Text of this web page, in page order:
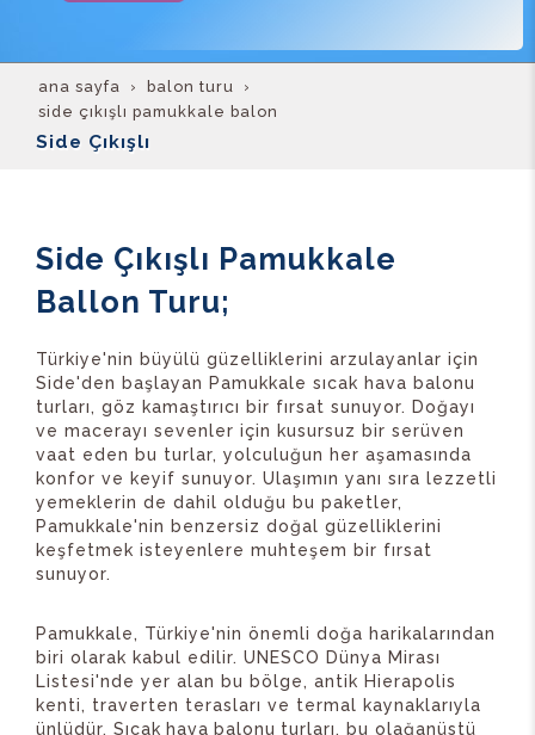
ana sayfa
balon turu
side çıkışlı pamukkale balon
Side Çıkışlı
Side Çıkışlı Pamukkale
Ballon Turu;
Türkiye'nin büyülü güzelliklerini arzulayanlar için
Side'den başlayan Pamukkale sıcak hava balonu
turları, göz kamaştırıcı bir fırsat sunuyor. Doğayı
ve macerayı sevenler için kusursuz bir serüven
vaat eden bu turlar, yolculuğun her aşamasında
konfor ve keyif sunuyor. Ulaşımın yanı sıra lezzetli
yemeklerin de dahil olduğu bu paketler,
Pamukkale'nin benzersiz doğal güzelliklerini
keşfetmek isteyenlere muhteşem bir fırsat
sunuyor.
Pamukkale, Türkiye'nin önemli doğa harikalarından
biri olarak kabul edilir. UNESCO Dünya Mirası
Listesi'nde yer alan bu bölge, antik Hierapolis
kenti, traverten terasları ve termal kaynaklarıyla
ünlüdür. Sıcak hava balonu turları, bu olağanüstü